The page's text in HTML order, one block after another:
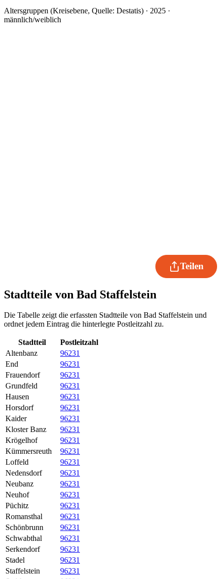
Altersgruppen (Kreisebene, Quelle: Destatis) · 2025 ·
männlich/weiblich
Teilen
Stadtteile von Bad Staffelstein
Die Tabelle zeigt die erfassten Stadtteile von Bad Staffelstein und
ordnet jedem Eintrag die hinterlegte Postleitzahl zu.
Stadtteil
Postleitzahl
Altenbanz
96231
End
96231
Frauendorf
96231
Grundfeld
96231
Hausen
96231
Horsdorf
96231
Kaider
96231
Kloster Banz
96231
Krögelhof
96231
Kümmersreuth
96231
Loffeld
96231
Nedensdorf
96231
Neubanz
96231
Neuhof
96231
Püchitz
96231
Romansthal
96231
Schönbrunn
96231
Schwabthal
96231
Serkendorf
96231
Stadel
96231
Staffelstein
96231